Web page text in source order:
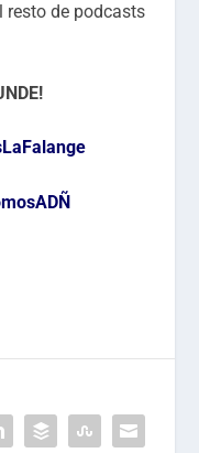
resto de podcasts